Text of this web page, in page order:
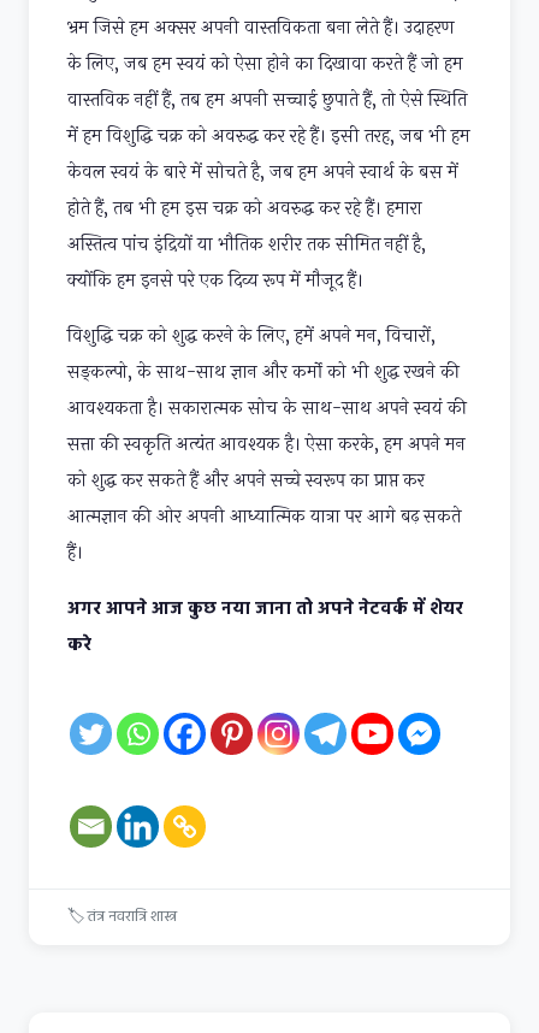
भ्रम जिसे हम अक्सर अपनी वास्तविकता बना लेते हैं। उदाहरण
के लिए, जब हम स्वयं को ऐसा होने का दिखावा करते हैं जो हम
वास्तविक नहीं हैं, तब हम अपनी सच्चाई छुपाते हैं, तो ऐसे स्थिति
में हम विशुद्धि चक्र को अवरुद्ध कर रहे हैं। इसी तरह, जब भी हम
केवल स्वयं के बारे में सोचते है, जब हम अपने स्वार्थ के बस में
होते हैं, तब भी हम इस चक्र को अवरुद्ध कर रहे हैं। हमारा
अस्तित्व पांच इंद्रियों या भौतिक शरीर तक सीमित नहीं है,
क्योंकि हम इनसे परे एक दिव्य रूप में मौजूद हैं।
विशुद्धि चक्र को शुद्ध करने के लिए, हमें अपने मन, विचारों,
सङ्कल्पो, के साथ-साथ ज्ञान और कर्मो को भी शुद्ध रखने की
आवश्यकता है। सकारात्मक सोच के साथ-साथ अपने स्वयं की
सत्ता की स्वकृति अत्यंत आवश्यक है। ऐसा करके, हम अपने मन
को शुद्ध कर सकते हैं और अपने सच्चे स्वरूप का प्राप्त कर
आत्मज्ञान की ओर अपनी आध्यात्मिक यात्रा पर आगे बढ़ सकते
हैं।
अगर आपने आज कुछ नया जाना तो अपने नेटवर्क में शेयर
करे
🏷तंत्रनवरात्रिशास्त्र